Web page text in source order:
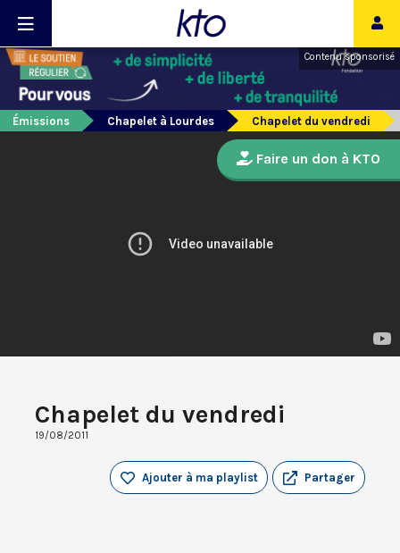
Contenu sponsorisé
Émissions Chapelet à Lourdes Chapelet du vendredi
Chapelet du vendredi
19/08/2011
Partager
Ajouter à ma playlist
Faire un don à KTO